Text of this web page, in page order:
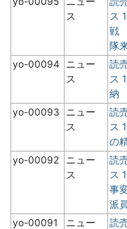
ス
ス
戦
隊
yo-00094
ニュー
ス
読
ス
納
yo-00093
ニュー
ス
読
ス
の
yo-00092
ニュー
ス
読
ス
事
派
yo-00091
ニュー
読